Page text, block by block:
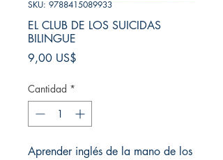
SKU: 9788415089933
EL CLUB DE LOS SUICIDAS
BILINGUE
9,00 US$
Cantidad *
Aprender inglés de la mano de los